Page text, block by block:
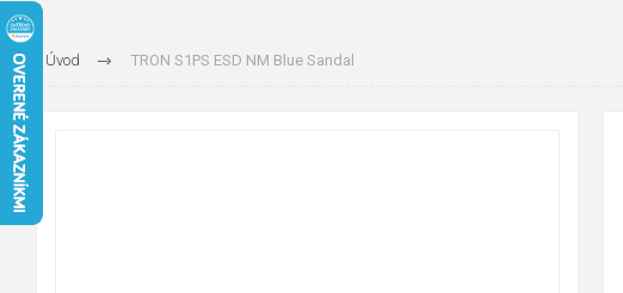
Úvod TRON S1PS ESD NM Blue Sandal